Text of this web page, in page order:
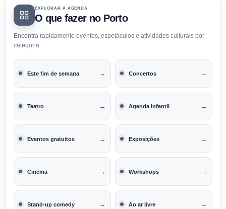
EXPLORAR A AGENDA
O que fazer no Porto
Encontra rapidamente eventos, espetáculos e atividades culturais por
categoria.
Este fim de semana → Concertos →
Teatro → Agenda infantil →
Eventos gratuitos → Exposições →
Cinema → Workshops →
Stand-up comedy → Ao ar livre →